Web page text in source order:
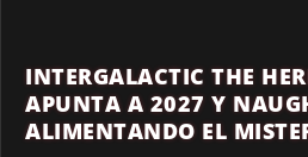
INTERGALACTIC THE
APUNTA A 2027 Y
ALIMENTANDO EL